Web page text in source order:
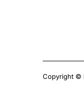
Copyright ©